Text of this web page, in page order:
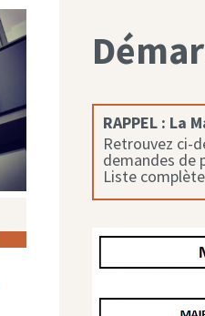
RAPPEL : La
Retrouvez ci-
demandes de
Liste